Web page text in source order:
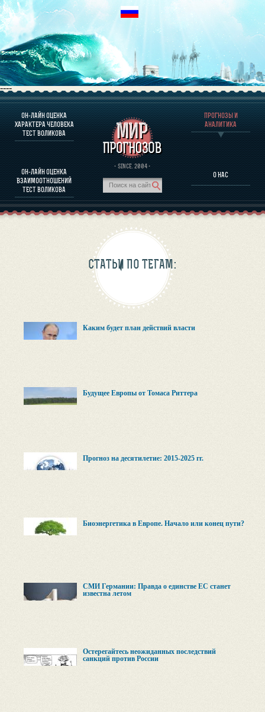
----
ОН-ЛАЙН ОЦЕНКА
ХАРАКТЕРА ЧЕЛОВЕКА
ТЕСТ ВОЛИКОВА
ОН-ЛАЙН ОЦЕНКА
ВЗАИМООТНОШЕНИЙ
ТЕСТ ВОЛИКОВА
· SINCE. 2004 ·
ПРОГНОЗЫ И
АНАЛИТИКА
О НАС
О ПРОГРАММЕ
ОЦЕНКА ХАРАКТЕРA ЧЕЛОВЕКА
ОЦЕНКА ХАРАКТЕРА ВЫДАЮЩИХСЯ ЛИЧНОСТЕЙ
О ПРОГРАММЕ
ПРОГНОЗЫ И АНАЛИТИКА
СТАТЬИ ПО ТЕГАМ:
Каким будет план действий власти
Будущее Европы от Томаса Риттера
Прогноз на десятилетие: 2015-2025 гг.
Биоэнергетика в Европе. Начало или конец пути?
СМИ Германии: Правда о единстве ЕС станет
известна летом
Остерегайтесь неожиданных последствий
санкций против России